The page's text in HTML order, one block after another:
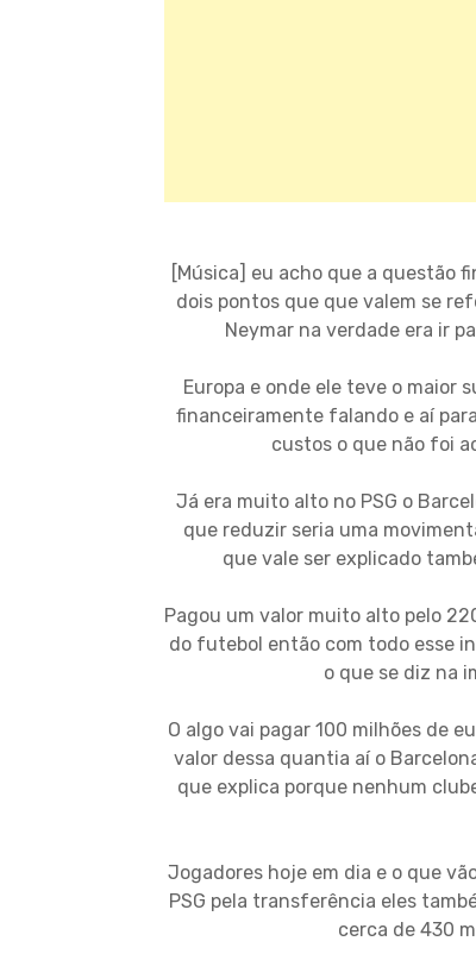
[Música] eu acho que a questão
dois pontos que que valem se
Neymar na verdade era ir
Europa e onde ele teve o maior
financeiramente falando e aí
custos o que não foi
Já era muito alto no PSG o
que reduzir seria uma
que vale ser explicado
Pagou um valor muito alto pelo
do futebol então com todo esse
o que se diz na
O algo vai pagar 100 milhões de
valor dessa quantia aí o
que explica porque nenhum
Jogadores hoje em dia e o que
PSG pela transferência eles
cerca de 430